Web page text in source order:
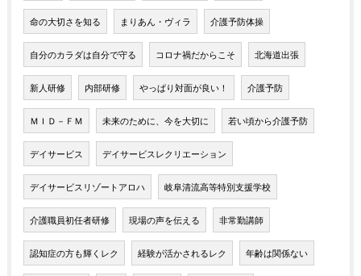
命の大切さを知る まりあん・ヴィラ 介護予防体操
自分のカラダは自分で守る コロナ禍だからこそ 北海道出張
新人研修 内部研修 やっぱり対面が良い！ 介護予防
ＭＩＤ－ＦＭ 未来のために、今を大切に 若い頃から介護予防
デイサービス デイサービスレクリエーション
デイサービスリゾートアロハ 岐阜清流高等特別支援学校
介護職員初任者研修 現場の声を伝える 非常勤講師
認知症の方も輝くレク 経験が活かされるレク 年齢は関係ない